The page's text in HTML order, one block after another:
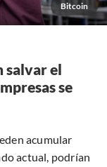
Bitcoin
salvar el
se
acumular
actual, podrían